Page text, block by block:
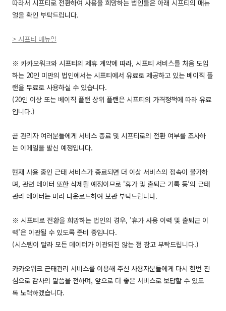
따라서 시프티로 전환하여 사용을 희망하는 법인들은 아래 시프티의 매뉴
얼을 확인 부탁드립니다.
> 시프티 매뉴얼
※ 카카오워크와 시프티의 제휴 계약에 따라, 시프티 서비스를 처음 도입
하는 20인 미만의 법인에서는 시프티에서 유료로 제공하고 있는 베이직 플
랜을 무료로 사용하실 수 있습니다.
(20인 이상 또는 베이직 플랜 상위 플랜은 시프티의 가격정책에 따라 유료
입니다.)
곧 관리자 여러분들에게 서비스 종료 및 시프티로의 전환 여부를 조사하
는 이메일을 발신 예정입니다.
현재 사용 중인 근태 서비스가 종료되면 더 이상 서비스의 접속이 불가하
며, 관련 데이터 또한 삭제될 예정이므로 '휴가 및 출퇴근 기록 등’의 근태
관리 데이터는 미리 다운로드하여 보관 부탁드립니다.
※ 시프티로 전환을 희망하는 법인의 경우, ’휴가 사용 이력 및 출퇴근 이
력’은 이관될 수 있도록 준비 중입니다.
(시스템이 달라 모든 데이터가 이관되진 않는 점 참고 부탁드립니다.)
카카오워크 근태관리 서비스를 이용해 주신 사용자분들에게 다시 한번 진
심으로 감사의 말씀을 전하며, 앞으로 더 좋은 서비스로 보답할 수 있도
록 노력하겠습니다.